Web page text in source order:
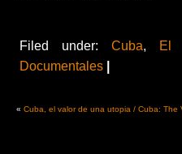
Filed under: Cuba, El
Documentales |
« Cuba, el valor de una utopia / Cuba: The